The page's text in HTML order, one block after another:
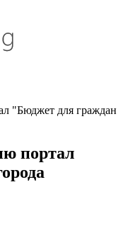
"Бюджет для граждан
портал